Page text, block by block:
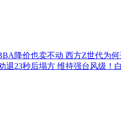
降价也卖不动 西方Z世代为何
退23秒后塌方 维持强台风级！